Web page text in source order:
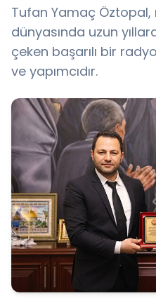
Tufan Yamaç
dünyasında uzun
çeken başarılı bir
ve yapımcıdır.